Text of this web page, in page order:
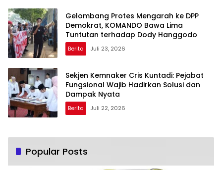
Gelombang Protes Mengarah ke DPP
Demokrat, KOMANDO Bawa Lima
Tuntutan terhadap Dody Hanggodo
Berita Juli 23, 2026
Sekjen Kemnaker Cris Kuntadi: Pejabat
Fungsional Wajib Hadirkan Solusi dan
Dampak Nyata
Berita Juli 22, 2026
Popular Posts